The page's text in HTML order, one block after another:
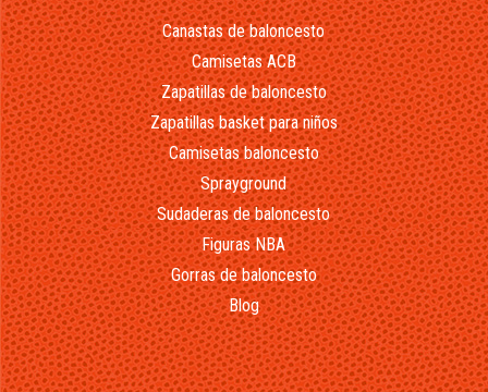
Canastas de baloncesto
Camisetas ACB
Zapatillas de baloncesto
Zapatillas basket para niños
Camisetas baloncesto
Sprayground
Sudaderas de baloncesto
Figuras NBA
Gorras de baloncesto
Blog